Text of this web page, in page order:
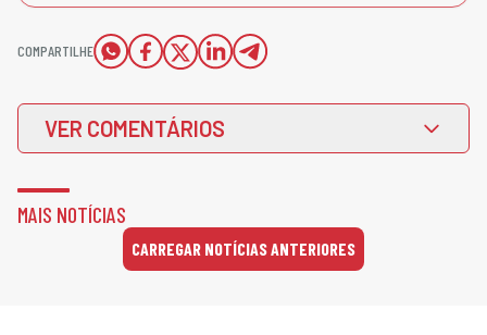
COMPARTILHE
VER COMENTÁRIOS
MAIS NOTÍCIAS
CARREGAR NOTÍCIAS ANTERIORES